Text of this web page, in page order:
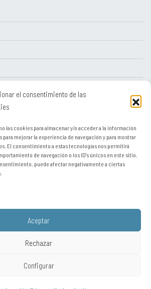
el consentimiento de las
las cookies para almacenar y/o acceder a la información
mejorar la experiencia de navegación y para mostrar
El consentimiento a estas tecnologías nos permitirá
de navegación o los ID's únicos en este sitio.
puede afectar negativamente a ciertas
Aceptar
Rechazar
Configurar
Legal notice
Privacy policy
United States. Puede visitar el sitio como si se